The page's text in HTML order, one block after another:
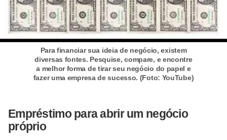
Para financiar sua ideia de negócio, existem
diversas fontes. Pesquise, compare, e encontre
a melhor forma de tirar seu negócio do papel e
fazer uma empresa de sucesso. (Foto: YouTube)
Empréstimo para abrir um negócio
próprio
o
t
r
h